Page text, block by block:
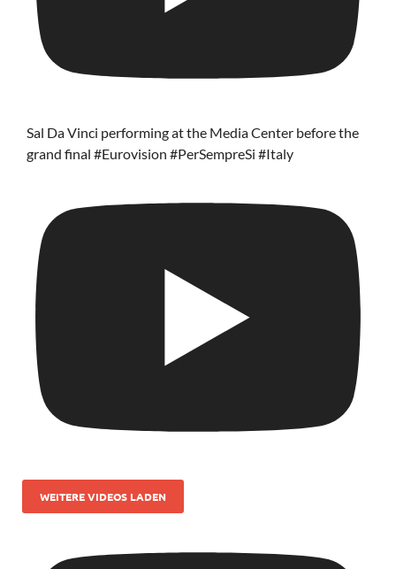
Sal Da Vinci performing at the Media Center before the
grand final #Eurovision #PerSempreSi #Italy
WEITERE VIDEOS LADEN